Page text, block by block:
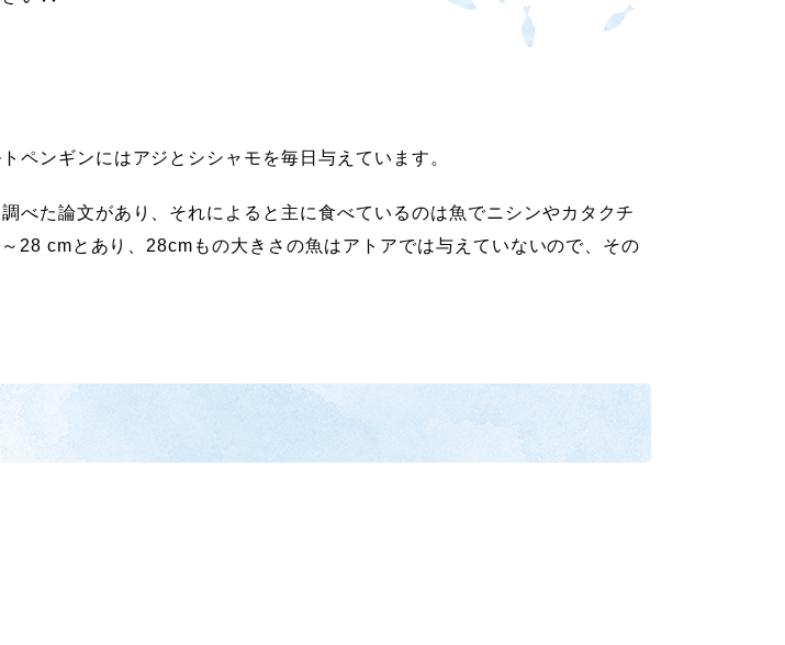
ペンギンにはアジとシシャモを毎日与えています。
べた論文があり、それによると主に食べているのは魚でニシンやカタクチ
～ 28 cmとあり、 28cm もの大きさの魚はアトアでは与えていないので、その